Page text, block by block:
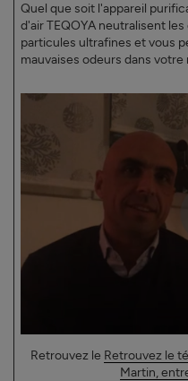
Quel que soit l'appareil
d'air TEQOYA neutralisent
particules ultrafines et vous
mauvaises odeurs dans votre
Retrouvez le Retrouvez le
Martin,